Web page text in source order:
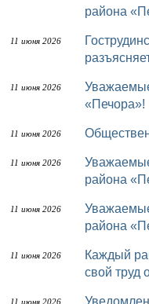
района
11 июня 2026
Гострудинспекция в Республике Коми
11 июня 2026
Уважаемые жители муниципального района
«Печора»!
11 июня 2026
11 июня 2026
Уважаемые жители и гости муниципального
района
11 июня 2026
Уважаемые жители и гости муниципального
района
11 июня 2026
Каждый работник имеет право получать за
свой труд
11 июня 2026
Уведомление о проведении общественных